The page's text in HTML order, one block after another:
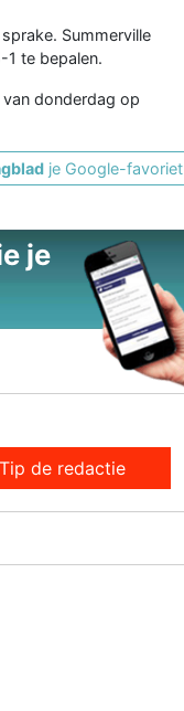
Summerville
te bepalen.
donderdag op
je Google-favoriet
je
Tip de redactie